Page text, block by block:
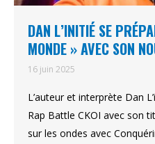
DAN L’INITIÉ SE
MONDE » AVEC SON
16 juin 2025
L’auteur et interprète Dan
Rap Battle CKOI avec son
sur les ondes avec